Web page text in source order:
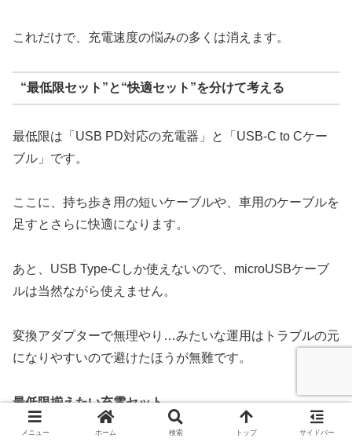
これだけで、充電速度の悩みの多くは消えます。
“最低限セット”と“快適セット”を分けて考える
最低限は「USB PD対応の充電器」と「USB-C to Cケー
ブル」です。
ここに、持ち歩き用の短いケーブルや、車用のケーブルを
足すとさらに快適になります。
あと、USB Type-Cしか使えないので、microUSBケーブ
ルは当然ながら使えません。
変換アダプターで無理やり…みたいな運用はトラブルの元
になりやすいので避けたほうが無難です。
最低限揃えたい充電セット
メニュー ホーム 検索 トップ サイドバー